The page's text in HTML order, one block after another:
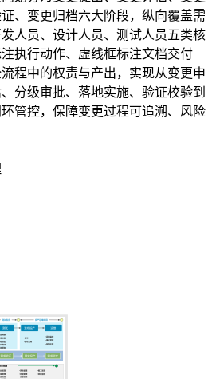
、变更归档六大阶段，纵向覆盖需
人员、设计人员、测试人员五类核
执行动作、虚线框标注文档交付
程中的权责与产出，实现从变更申
分级审批、落地实施、验证校验到
管控，保障变更过程可追溯、风险